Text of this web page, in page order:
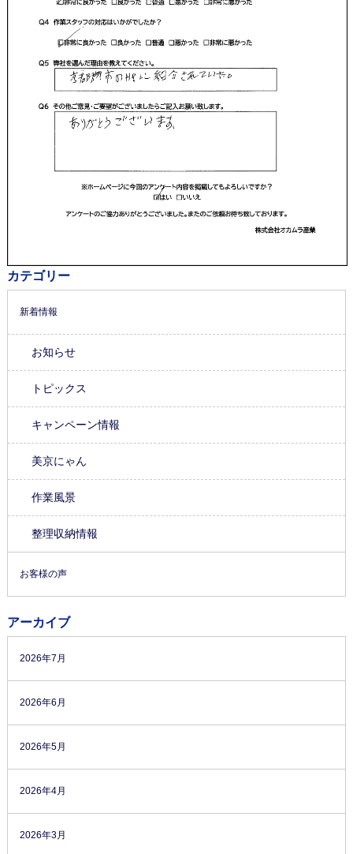
カテゴリー
新着情報
お知らせ
トピックス
キャンペーン情報
美京にゃん
作業風景
整理収納情報
お客様の声
アーカイブ
2026年7月
2026年6月
2026年5月
2026年4月
2026年3月